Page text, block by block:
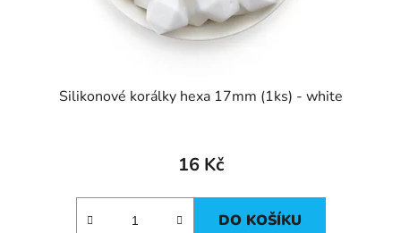
Silikonové korálky hexa 17mm (1ks) - white
16 Kč
DO KOŠÍKU